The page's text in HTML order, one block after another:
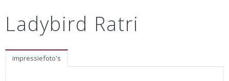
Ladybird Ratri
impressiefoto's